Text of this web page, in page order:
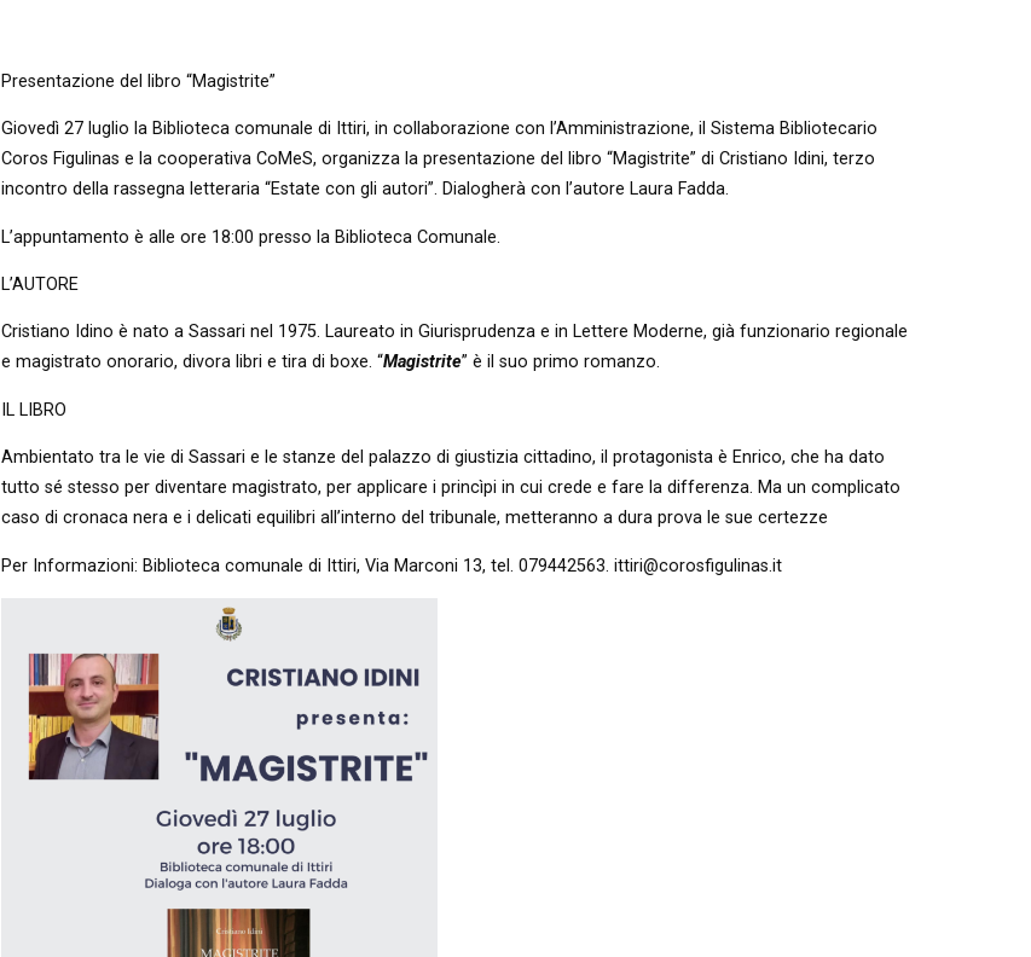
Presentazione del libro “Magistrite”
Giovedì 27 luglio la Biblioteca comunale di Ittiri, in collaborazione con l’Amministrazione, il Sistema Bibliotecario
Coros Figulinas e la cooperativa CoMeS, organizza la presentazione del libro “Magistrite” di Cristiano Idini, terzo
incontro della rassegna letteraria “Estate con gli autori”. Dialogherà con l’autore Laura Fadda.
L’appuntamento è alle ore 18:00 presso la Biblioteca Comunale.
L’AUTORE
Cristiano Idino è nato a Sassari nel 1975. Laureato in Giurisprudenza e in Lettere Moderne, già funzionario regionale
e magistrato onorario, divora libri e tira di boxe. “Magistrite” è il suo primo romanzo.
IL LIBRO
Ambientato tra le vie di Sassari e le stanze del palazzo di giustizia cittadino, il protagonista è Enrico, che ha dato
tutto sé stesso per diventare magistrato, per applicare i princìpi in cui crede e fare la differenza. Ma un complicato
caso di cronaca nera e i delicati equilibri all’interno del tribunale, metteranno a dura prova le sue certezze
Per Informazioni: Biblioteca comunale di Ittiri, Via Marconi 13, tel. 079442563. ittiri@corosfigulinas.it